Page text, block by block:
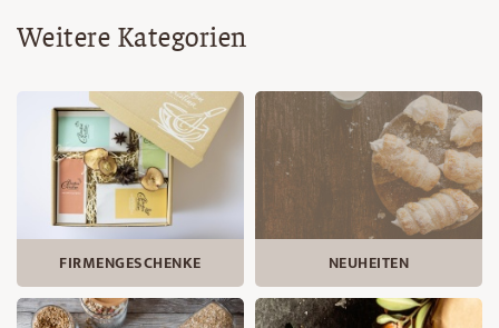
Weitere Kategorien
FIRMENGESCHENKE NEUHEITEN